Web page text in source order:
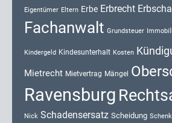
Eigentümer Eltern Erbe Erbrecht
Fachanwalt Grundsteuer
Kindergeld Kindesunterhalt Kosten
Mietrecht Mietvertrag Mängel
Ravensburg
Nick Schadensersatz Scheidung